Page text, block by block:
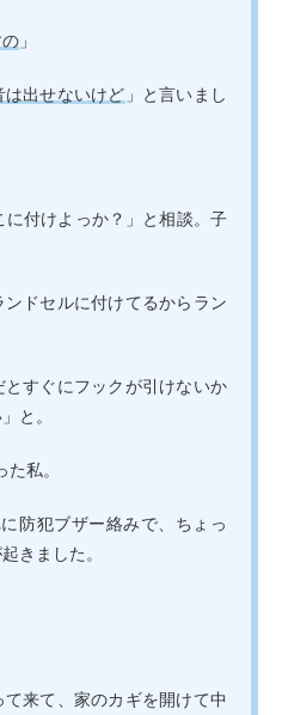
」
は出せないけど 」と言いまし
に付けよっか？」と相談。子
ドセルに付けてるからラン
すぐにフックが引けないか
と。
た私。
防犯ブザー絡みで、ちょっ
きました。
来て、家のカギを開けて中